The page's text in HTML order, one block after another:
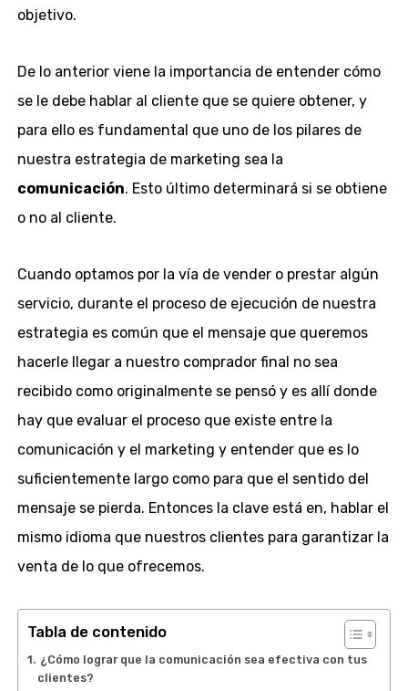
objetivo.
De lo anterior viene la importancia de entender cómo
se le debe hablar al cliente que se quiere obtener, y
para ello es fundamental que uno de los pilares de
nuestra estrategia de marketing sea la
comunicación. Esto último determinará si se obtiene
o no al cliente.
Cuando optamos por la vía de vender o prestar algún
servicio, durante el proceso de ejecución de nuestra
estrategia es común que el mensaje que queremos
hacerle llegar a nuestro comprador final no sea
recibido como originalmente se pensó y es allí donde
hay que evaluar el proceso que existe entre la
comunicación y el marketing y entender que es lo
suficientemente largo como para que el sentido del
mensaje se pierda. Entonces la clave está en, hablar el
mismo idioma que nuestros clientes para garantizar la
venta de lo que ofrecemos.
Tabla de contenido
¿Cómo lograr que la comunicación sea efectiva con tus
clientes?